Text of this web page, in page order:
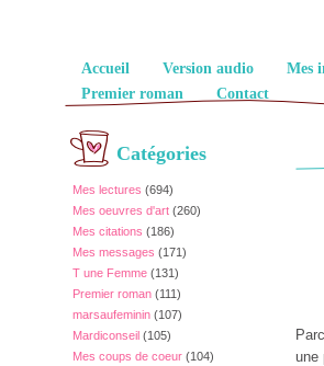
Pages
Accueil Version audio Mes
Premier roman
Contact
Catégories
Mes lectures (694)
Mes oeuvres d'art (260)
Mes citations (186)
Mes messages (171)
T une Femme (131)
Premier roman (111)
marsaufeminin (107)
Mardiconseil (105)
Mes coups de coeur (104)
une